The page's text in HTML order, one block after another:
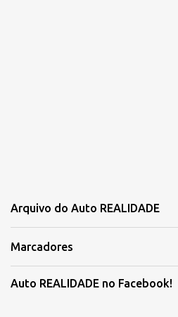
Arquivo do Auto REALIDADE
Marcadores
Auto REALIDADE no Facebook!